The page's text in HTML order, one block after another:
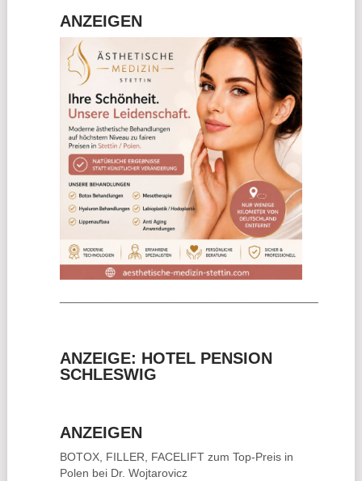
ANZEIGEN
ANZEIGE: HOTEL PENSION
SCHLESWIG
ANZEIGEN
BOTOX, FILLER, FACELIFTzum Top-Preis in
Polen bei Dr. Wojtarovicz